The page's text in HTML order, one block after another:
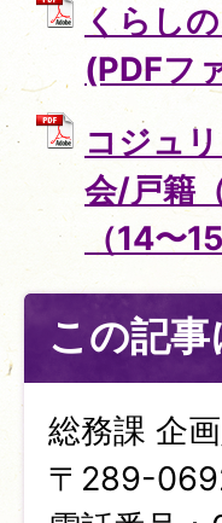
くらし
(PDFフ
コジュ
会/戸籍
（14〜
この記
総務課 企
〒289-